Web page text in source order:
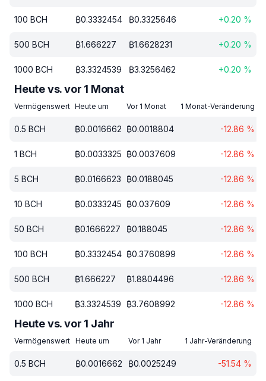
100 BCH ₿0.3332454 ₿0.3325646 +0.20 %
500 BCH ₿1.666227 ₿1.6628231 +0.20 %
1000 BCH ₿3.3324539 ₿3.3256462 +0.20 %
Heute vs. vor 1 Monat
Vermögenswert Heute um Vor 1 Monat 1 Monat-Veränderung
0.5 BCH ₿0.0016662 ₿0.0018804 -12.86 %
1 BCH ₿0.0033325 ₿0.0037609 -12.86 %
5 BCH ₿0.0166623 ₿0.0188045 -12.86 %
10 BCH ₿0.0333245 ₿0.037609 -12.86 %
50 BCH ₿0.1666227 ₿0.188045 -12.86 %
100 BCH ₿0.3332454 ₿0.3760899 -12.86 %
500 BCH ₿1.666227 ₿1.8804496 -12.86 %
1000 BCH ₿3.3324539 ₿3.7608992 -12.86 %
Heute vs. vor 1 Jahr
Vermögenswert Heute um Vor 1 Jahr 1 Jahr-Veränderung
0.5 BCH ₿0.0016662 ₿0.0025249 -51.54 %